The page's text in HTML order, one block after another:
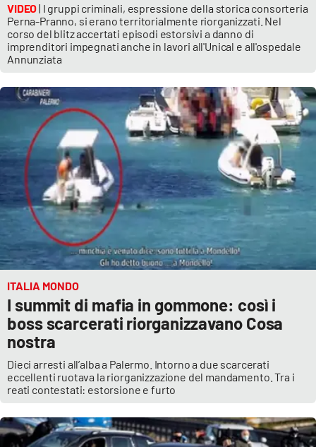
VIDEO| I gruppi criminali, espressione della storica consorteria
Perna-Pranno, si erano territorialmente riorganizzati. Nel
corso del blitz accertati episodi estorsivi a danno di
imprenditori impegnati anche in lavori all'Unical e all'ospedale
Annunziata
ITALIA MONDO
I summit di mafia in gommone: così i
boss scarcerati riorganizzavano Cosa
nostra
Dieci arresti all’alba a Palermo. Intorno a due scarcerati
eccellenti ruotava la riorganizzazione del mandamento. Tra i
reati contestati: estorsione e furto